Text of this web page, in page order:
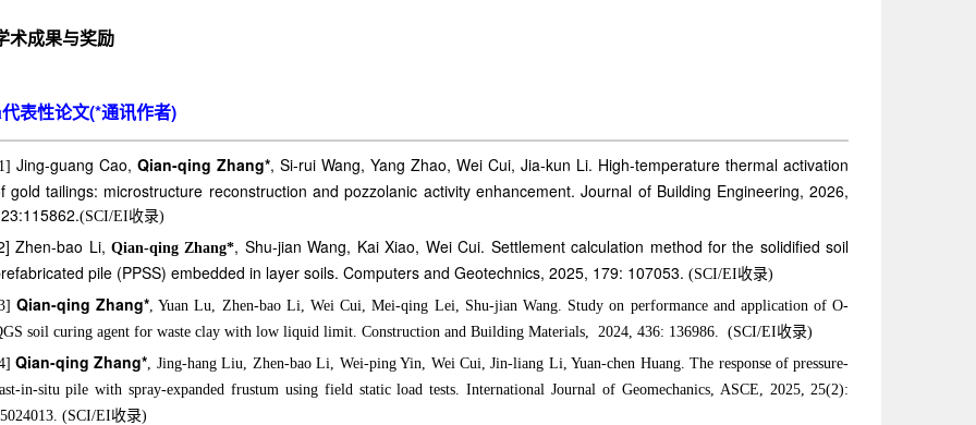
术成果与奖励
代表性论文(*通讯作者)
Jing-guang Cao, Qian-qing Zhang*, Si-rui Wang, Yang Zhao, Wei Cui, Jia-kun Li. High-temperature thermal activation
gold tailings: microstructure reconstruction and pozzolanic activity enhancement. Journal of Building Engineering, 2026,
(SCI/EI收录)
Zhen-bao Li, Qian-qing Zhang*, Shu-jian Wang, Kai Xiao, Wei Cui. Settlement calculation method for the solidified soil
pile (PPSS) embedded in layer soils. Computers and Geotechnics, 2025, 179: 107053. (SCI/EI收录)
Qian-qing Zhang*, Yuan Lu, Zhen-bao Li, Wei Cui, Mei-qing Lei, Shu-jian Wang. Study on performance and application of O-
soil curing agent for waste clay with low liquid limit. Construction and Building Materials, 2024, 436: 136986. (SCI/EI收录)
Qian-qing Zhang*, Jing-hang Liu, Zhen-bao Li, Wei-ping Yin, Wei Cui, Jin-liang Li, Yuan-chen Huang. The response of pressure-
in-situ pile with spray-expanded frustum using field static load tests. International Journal of Geomechanics, ASCE, 2025, 25(2):
(SCI/EI收录)